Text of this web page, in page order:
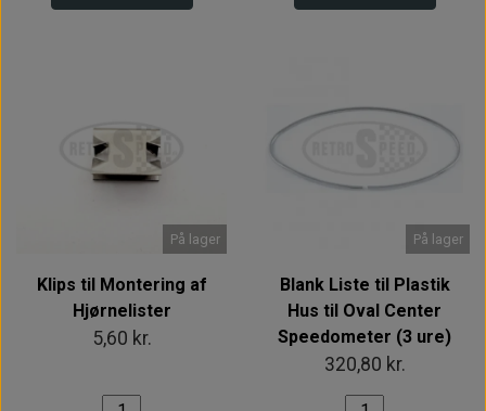
På lager
Klips til Montering af
Hjørnelister
5,60 kr.
På lager
Blank Liste til Plastik
Hus til Oval Center
Speedometer (3 ure)
320,80 kr.